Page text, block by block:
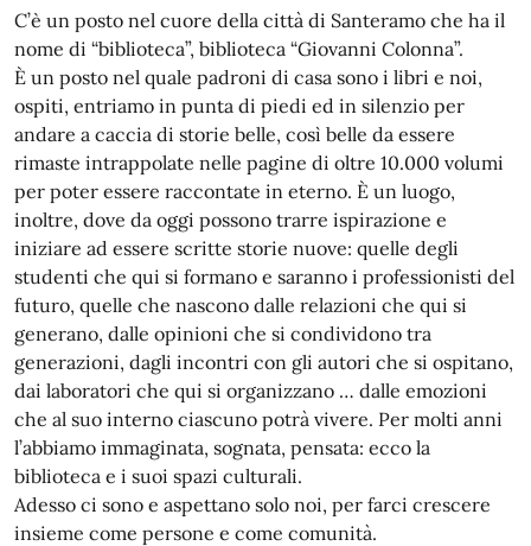
C’è un posto nel cuore della città di Santeramo che ha il
nome di “biblioteca”, biblioteca “Giovanni Colonna”.
È un posto nel quale padroni di casa sono i libri e noi,
ospiti, entriamo in punta di piedi ed in silenzio per
andare a caccia di storie belle, così belle da essere
rimaste intrappolate nelle pagine di oltre 10.000 volumi
per poter essere raccontate in eterno. È un luogo,
inoltre, dove da oggi possono trarre ispirazione e
iniziare ad essere scritte storie nuove: quelle degli
studenti che qui si formano e saranno i professionisti del
futuro, quelle che nascono dalle relazioni che qui si
generano, dalle opinioni che si condividono tra
generazioni, dagli incontri con gli autori che si ospitano,
dai laboratori che qui si organizzano … dalle emozioni
che al suo interno ciascuno potrà vivere. Per molti anni
l’abbiamo immaginata, sognata, pensata: ecco la
biblioteca e i suoi spazi culturali.
Adesso ci sono e aspettano solo noi, per farci crescere
insieme come persone e come comunità.